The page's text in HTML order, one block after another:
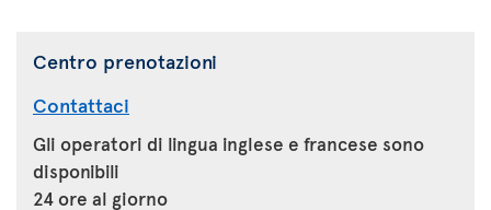
Centro prenotazioni
Contattaci
Gli operatori di lingua inglese e francese sono
disponibili
24 ore al giorno